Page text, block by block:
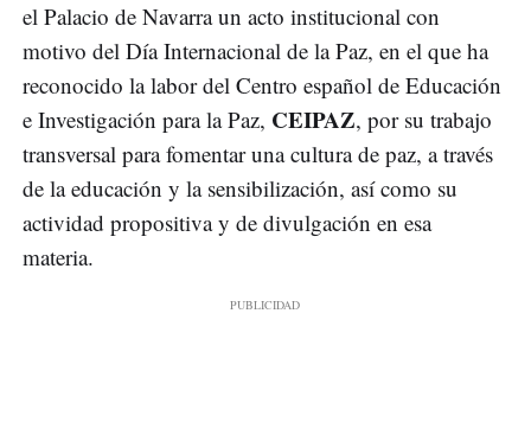
el Palacio de Navarra un acto institucional con
motivo del Día Internacional de la Paz, en el que ha
reconocido la labor del Centro español de Educación
e Investigación para la Paz, CEIPAZ, por su trabajo
transversal para fomentar una cultura de paz, a través
de la educación y la sensibilización, así como su
actividad propositiva y de divulgación en esa
materia.